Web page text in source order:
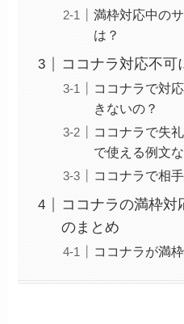
満枠対応中の
は？
ココナラ対応不可
ココナラで対
きないの？
ココナラで失
で使える例文
ココナラで相
ココナラの満枠対
のまとめ
ココナラが満